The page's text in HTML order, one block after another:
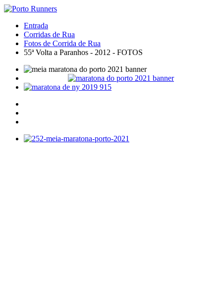
Entrada
Corridas de Rua
Fotos de Corrida de Rua
55ª Volta a Paranhos - 2012 - FOTOS